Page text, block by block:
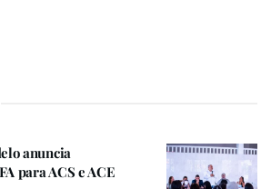
anuncia
para ACS e ACE